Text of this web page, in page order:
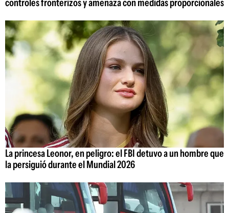
controles fronterizos y amenaza con medidas proporcionales
La princesa Leonor, en peligro: el FBI detuvo a un hombre que
la persiguió durante el Mundial 2026